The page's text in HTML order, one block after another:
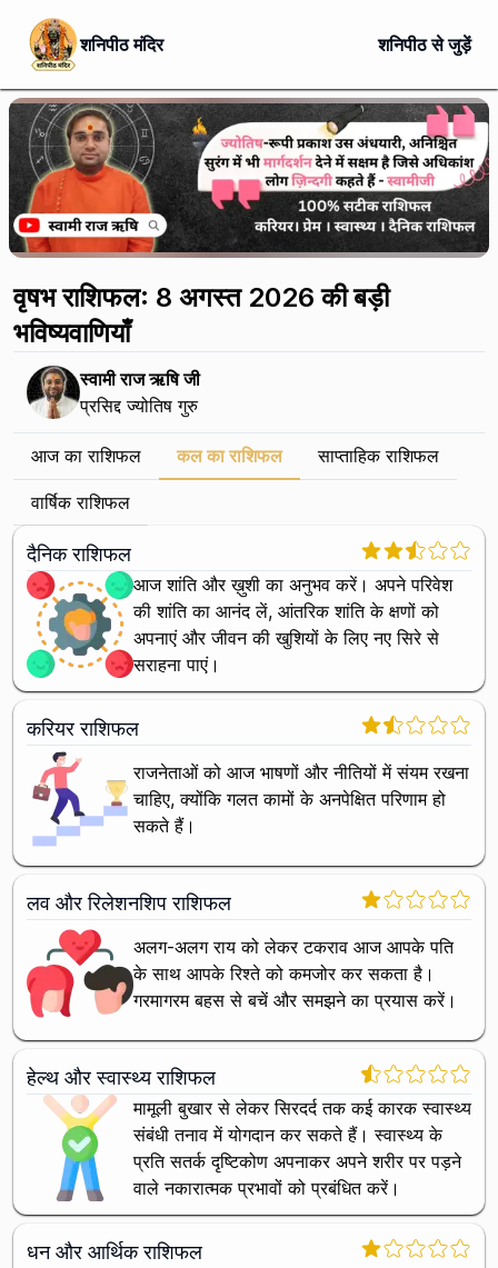
शनिपीठ मंदिर शनिपीठ से जुड़ें
वृषभ राशिफल: 8 अगस्त 2026 की बड़ी
भविष्यवाणियाँ
स्वामी राज ऋषि जी
प्रसिद्द ज्योतिष गुरु
आज का राशिफल कल का राशिफल साप्ताहिक राशिफल
वार्षिक राशिफल
दैनिक राशिफल
आज शांति और ख़ुशी का अनुभव करें। अपने परिवेश
की शांति का आनंद लें, आंतरिक शांति के क्षणों को
अपनाएं और जीवन की खुशियों के लिए नए सिरे से
सराहना पाएं।
करियर राशिफल
राजनेताओं को आज भाषणों और नीतियों में संयम रखना
चाहिए, क्योंकि गलत कामों के अनपेक्षित परिणाम हो
सकते हैं।
लव और रिलेशनशिप राशिफल
अलग-अलग राय को लेकर टकराव आज आपके पति
के साथ आपके रिश्ते को कमजोर कर सकता है।
गरमागरम बहस से बचें और समझने का प्रयास करें।
हेल्थ और स्वास्थ्य राशिफल
मामूली बुखार से लेकर सिरदर्द तक कई कारक स्वास्थ्य
संबंधी तनाव में योगदान कर सकते हैं। स्वास्थ्य के
प्रति सतर्क दृष्टिकोण अपनाकर अपने शरीर पर पड़ने
वाले नकारात्मक प्रभावों को प्रबंधित करें।
धन और आर्थिक राशिफल